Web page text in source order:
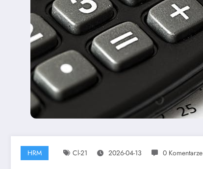
HRM Cl-21 2026-04-13 0 Komentarze